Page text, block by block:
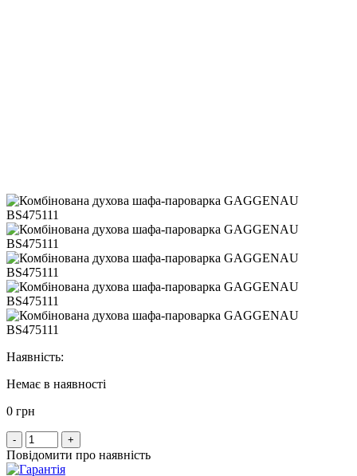
Наявність:
Немає в наявності
0 грн
- +
Повідомити про наявність